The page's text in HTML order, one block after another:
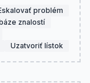
problém
znalostí
Uzatvoriť lístok